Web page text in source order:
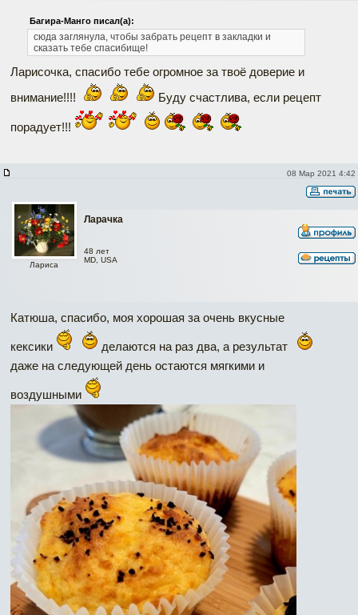
Багира-Манго писал(а):
сюда заглянула, чтобы забрать рецепт в закладки и
сказать тебе спасибище!
Ларисочка, спасибо тебе огромное за твоё доверие и
внимание!!!!
Буду счастлива, если рецепт
порадует!!!
08 Мар 2021 4:42
Ларачка
Лариса
48 лет
MD, USA
Катюша, спасибо, моя хорошая за очень вкусные
кексики
делаются на раз два, а результат
даже на следующей день остаются мягкими и
воздушными